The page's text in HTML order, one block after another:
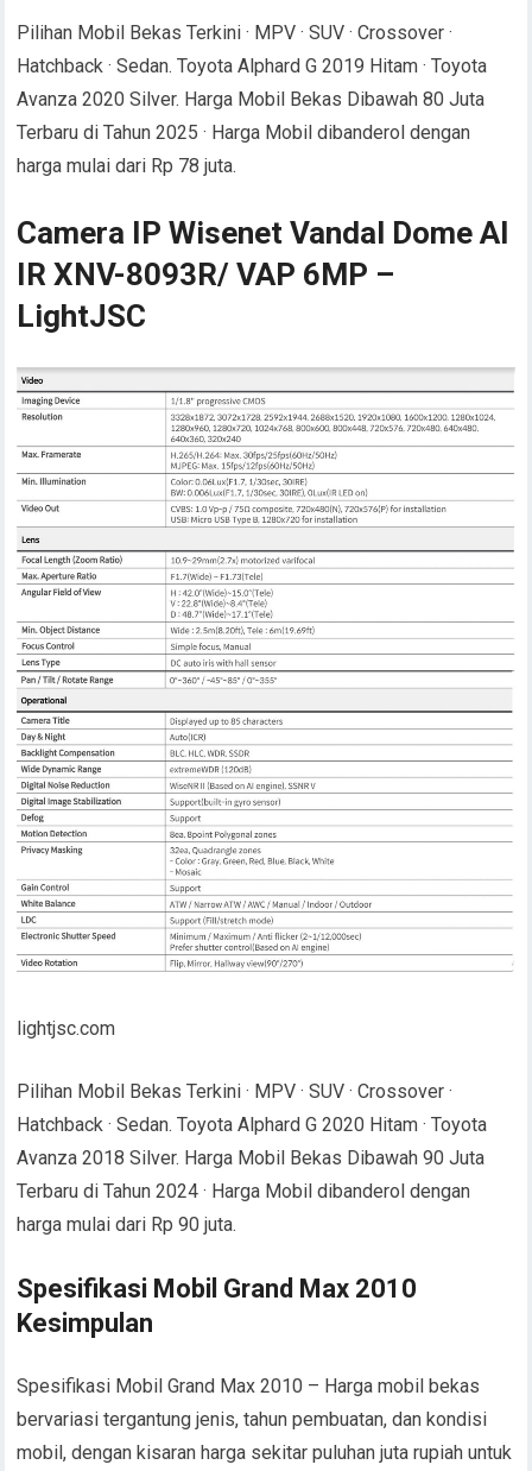
Pilihan Mobil Bekas Terkini · MPV · SUV · Crossover ·
Hatchback · Sedan. Toyota Alphard G 2019 Hitam · Toyota
Avanza 2020 Silver. Harga Mobil Bekas Dibawah 80 Juta
Terbaru di Tahun 2025 · Harga Mobil dibanderol dengan
harga mulai dari Rp 78 juta.
Camera IP Wisenet Vandal Dome AI
IR XNV-8093R/ VAP 6MP –
LightJSC
lightjsc.com
Pilihan Mobil Bekas Terkini · MPV · SUV · Crossover ·
Hatchback · Sedan. Toyota Alphard G 2020 Hitam · Toyota
Avanza 2018 Silver. Harga Mobil Bekas Dibawah 90 Juta
Terbaru di Tahun 2024 · Harga Mobil dibanderol dengan
harga mulai dari Rp 90 juta.
Spesifikasi Mobil Grand Max 2010
Kesimpulan
Spesifikasi Mobil Grand Max 2010 – Harga mobil bekas
bervariasi tergantung jenis, tahun pembuatan, dan kondisi
mobil, dengan kisaran harga sekitar puluhan juta rupiah untuk